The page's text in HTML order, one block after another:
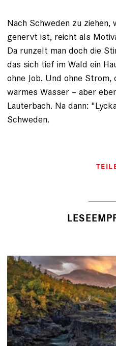
Nach Schweden zu ziehen,
genervt ist, reicht als
Da runzelt man doch die
das sich tief im Wald ein
ohne Job. Und ohne
warmes Wasser – aber
Lauterbach. Na dann:
Schweden.